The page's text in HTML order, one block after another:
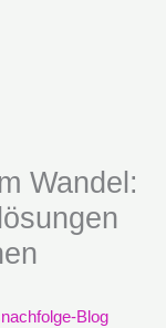
Wandel:
Blog